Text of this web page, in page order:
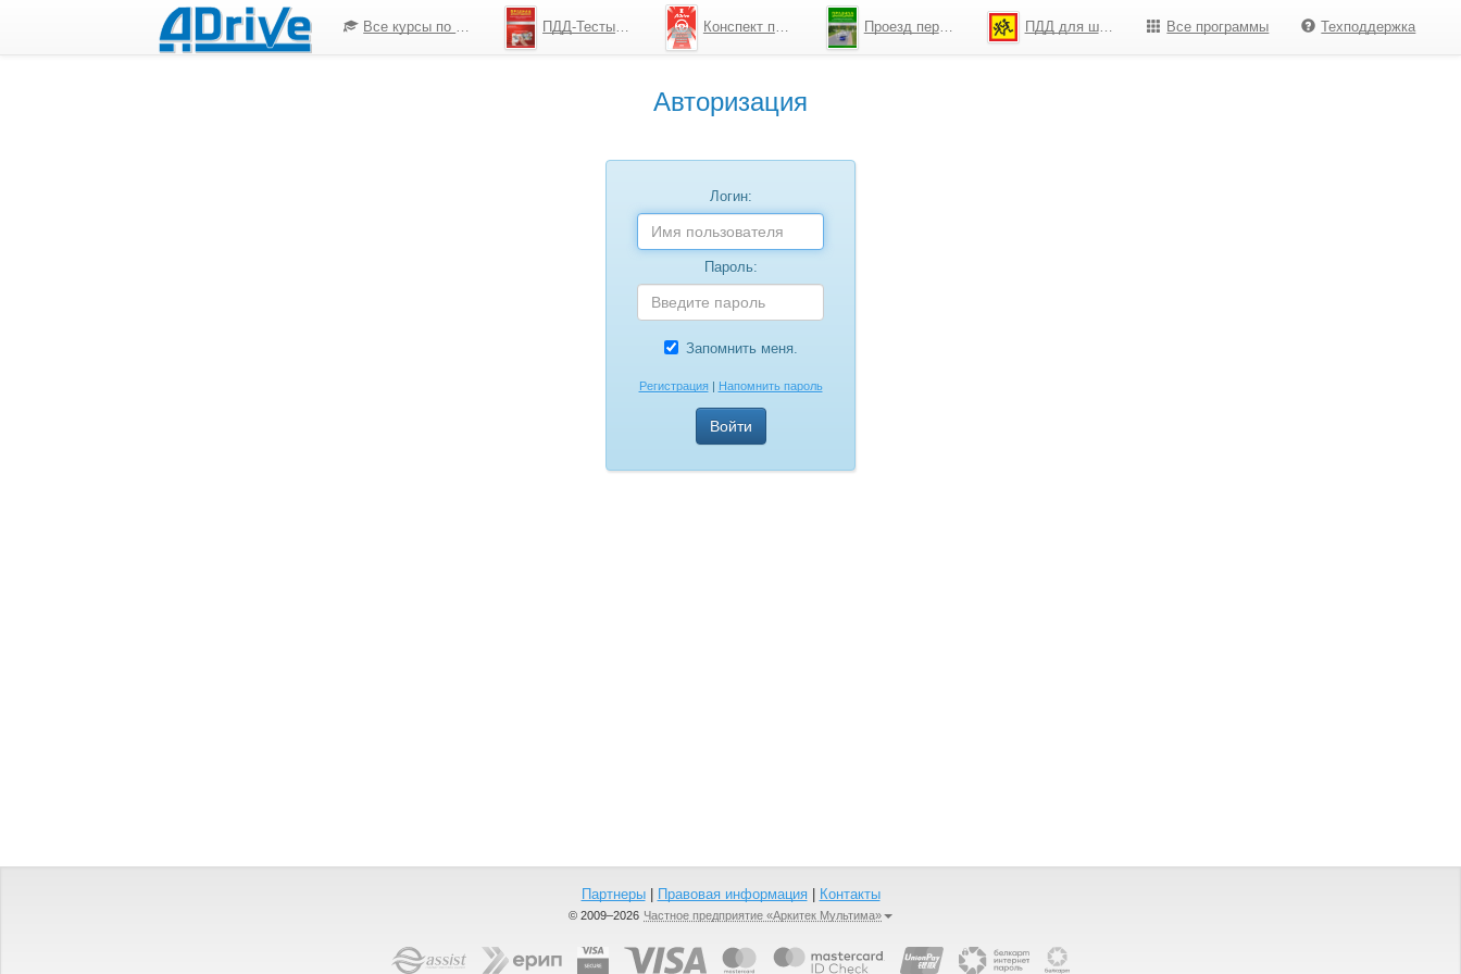
Все курсы по ПДД ПДД-Тесты 2026 Конспект по ПДД Проезд перекрестков ПДД для школьников Все программы Техподдержка
Авторизация
Логин:
Пароль:
Запомнить меня.
Регистрация| Напомнить пароль
Партнеры| Правовая информация| Контакты
© 2009–2026 Частное предприятие «Аркитек Мультима»